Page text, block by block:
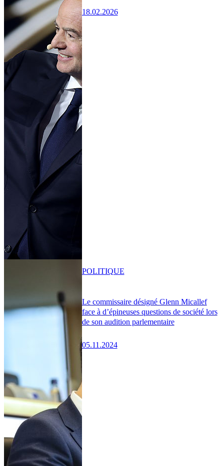
18.02.2026
Le commissaire désigné Glenn Micallef
face à d’épineuses questions de société lors
de son audition parlementaire
05.11.2024
POLITIQUE